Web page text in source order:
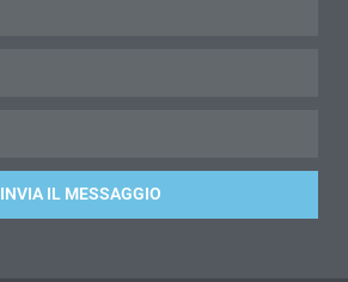
INVIA IL MESSAGGIO